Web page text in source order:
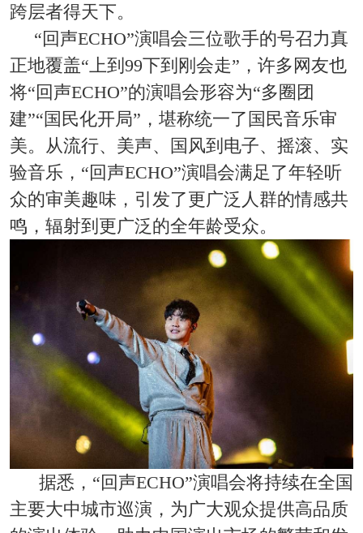
跨层者得天下。
“回声ECHO”演唱会三位歌手的号召力真
正地覆盖“上到99下到刚会走”，许多网友也
将“回声ECHO”的演唱会形容为“多圈团
建”“国民化开局”，堪称统一了国民音乐审
美。从流行、美声、国风到电子、摇滚、实
验音乐，“回声ECHO”演唱会满足了年轻听
众的审美趣味，引发了更广泛人群的情感共
鸣，辐射到更广泛的全年龄受众。
据悉，“回声ECHO”演唱会将持续在全国
主要大中城市巡演，为广大观众提供高品质